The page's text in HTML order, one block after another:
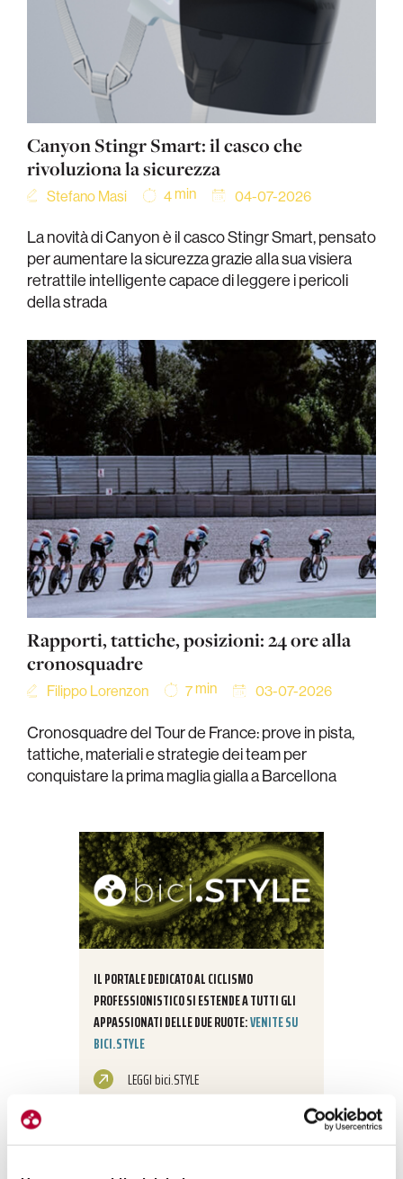
Canyon Stingr Smart: il casco che
rivoluziona la sicurezza
Stefano Masi 4 min 04-07-2026
La novità di Canyon è il casco Stingr Smart, pensato
per aumentare la sicurezza grazie alla sua visiera
retrattile intelligente capace di leggere i pericoli
della strada
Rapporti, tattiche, posizioni: 24 ore alla
cronosquadre
Filippo Lorenzon 7 min 03-07-2026
Cronosquadre del Tour de France: prove in pista,
tattiche, materiali e strategie dei team per
conquistare la prima maglia gialla a Barcellona
IL PORTALE DEDICATO AL CICLISMO
PROFESSIONISTICO SI ESTENDE A TUTTI GLI
APPASSIONATI DELLE DUE RUOTE:VENITE SU
BICI.STYLE
LEGGI bici.STYLE